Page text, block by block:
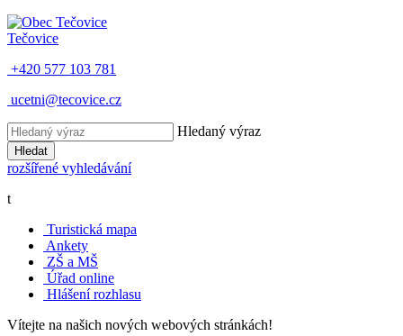
Tečovice
+420 577 103 781
ucetni@tecovice.cz
Hledaný výraz
Hledat
rozšířené vyhledávání
t
Turistická mapa
Ankety
ZŠ a MŠ
Úřad online
Hlášení rozhlasu
Vítejte na našich nových webových stránkách!